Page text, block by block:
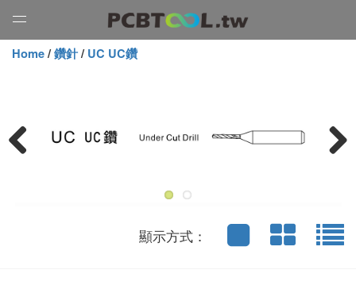
Menu
Home/鑽針/UC UC鑽
顯示方式：